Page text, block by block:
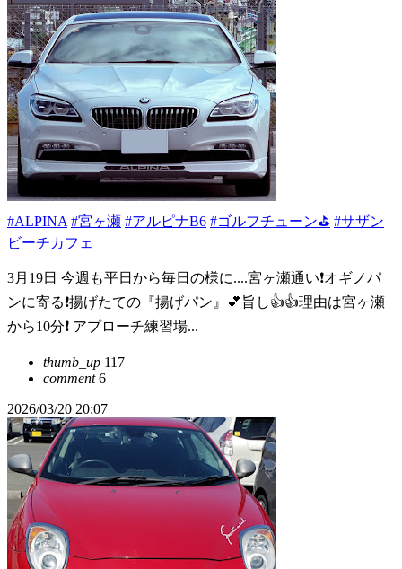
#ALPINA #宮ヶ瀬 #アルピナB6 #ゴルフチューン⛳ #サザン
ビーチカフェ
3月19日 今週も平日から毎日の様に....宮ヶ瀬通い❗️オギノパ
ンに寄る❗️揚げたての『揚げパン』💕旨し👍👍理由は宮ヶ瀬
から10分❗️ アプローチ練習場...
thumb_up 117
comment6
2026/03/20 20:07